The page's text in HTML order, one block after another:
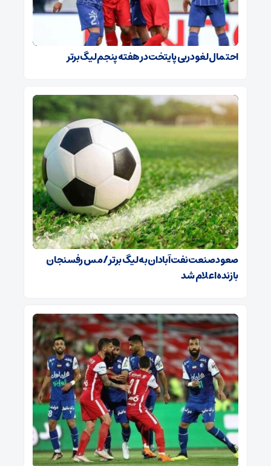
احتمال لغو دربی پایتخت در هفته پنجم لیگ برتر
صعود صنعت نفت آبادان به لیگ برتر / مس رفسنجان
بازنده اعلام شد